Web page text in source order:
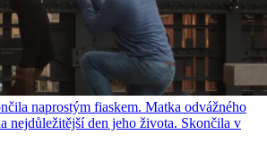
naprostým fiaskem. Matka odvážného
nejdůležitější den jeho života. Skončila v